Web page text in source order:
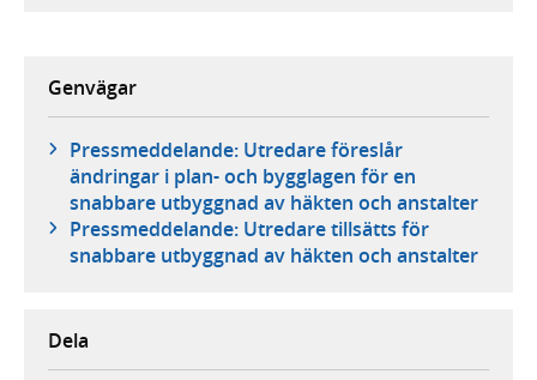
Genvägar
Pressmeddelande: Utredare föreslår
ändringar i plan- och bygglagen för en
snabbare utbyggnad av häkten och anstalter
Pressmeddelande: Utredare tillsätts för
snabbare utbyggnad av häkten och anstalter
Dela